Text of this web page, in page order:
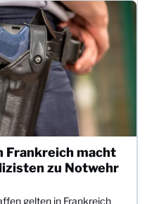
Frankreich macht
zu Notwehr
gelten in Frankreich